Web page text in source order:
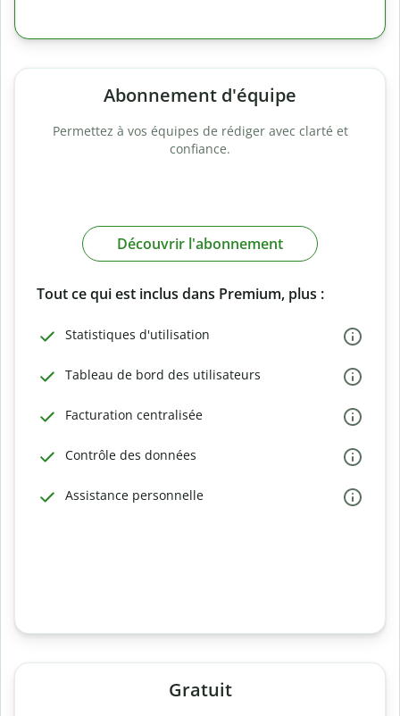
Abonnement d'équipe
Permettez à vos équipes de rédiger avec clarté et
confiance.
Découvrir l'abonnement
Tout ce qui est inclus dans Premium, plus :
Statistiques d'utilisation
Tableau de bord des utilisateurs
Facturation centralisée
Contrôle des données
Assistance personnelle
Gratuit